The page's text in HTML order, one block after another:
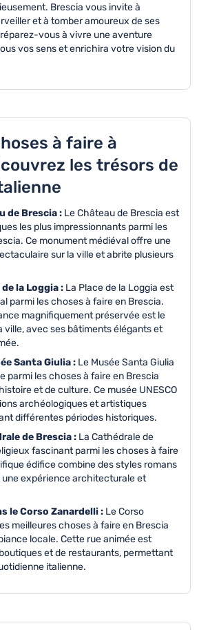
Brescia vous invite à
et à tomber amoureux de ses
vous à vivre une aventure
vos sens et enrichira votre vision du
à faire à
les trésors de
de Brescia : Le Château de Brescia est
les plus impressionnants parmi les
Ce monument médiéval offre une
sur la ville et abrite plusieurs
la Loggia : La Place de la Loggia est
parmi les choses à faire en Brescia.
magnifiquement préservée est le
avec ses bâtiments élégants et
Santa Giulia : Le Musée Santa Giulia
parmi les choses à faire en Brescia
et de culture. Ce musée UNESCO
archéologiques et artistiques
différentes périodes historiques.
de Brescia : La Cathédrale de
fascinant parmi les choses à faire
édifice combine des styles romans
expérience architecturale et
le Corso Zanardelli : Le Corso
meilleures choses à faire en Brescia
locale. Cette rue animée est
et de restaurants, permettant
italienne.